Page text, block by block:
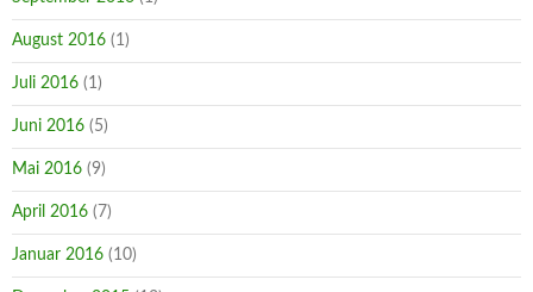
August 2016 (1)
Juli 2016 (1)
Juni 2016 (5)
Mai 2016 (9)
April 2016 (7)
Januar 2016 (10)